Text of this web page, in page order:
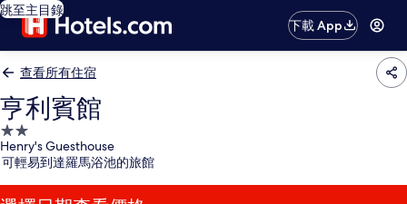
跳至主目錄
下載 App
查看所有住宿
亨利賓館
2.0
星
級
住
Henry's Guesthouse
可輕易到達羅馬浴池的旅館